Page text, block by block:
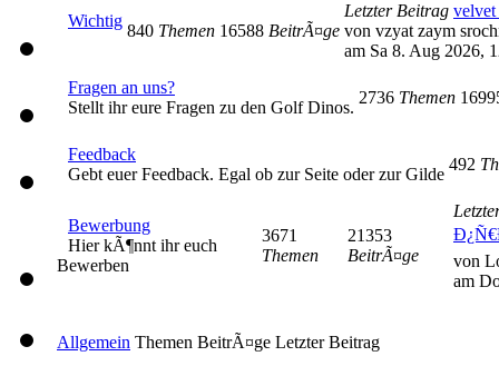
Wichtig
840 Themen 16588 BeitrÃ¤ge
Letzter Beitrag velvet
von vzyat zaym
am Sa 8. Aug 2026,
Fragen an uns?
Stellt ihr eure Fragen zu den Golf Dinos.
2736 Themen
Feedback
Gebt euer Feedback. Egal ob zur Seite oder zur Gilde
492
Bewerbung
Hier kÃ¶nnt ihr euch
Bewerben
3671
Themen
21353
BeitrÃ¤ge
von
am
Allgemein Themen BeitrÃ¤ge Letzter Beitrag